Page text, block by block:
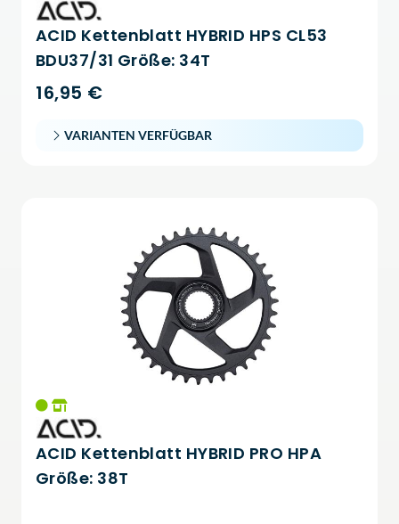
ACID Kettenblatt HYBRID HPS CL53
BDU37/31 Größe: 34T
16,95 €
VARIANTEN VERFÜGBAR
ACID Kettenblatt HYBRID PRO HPA
Größe: 38T